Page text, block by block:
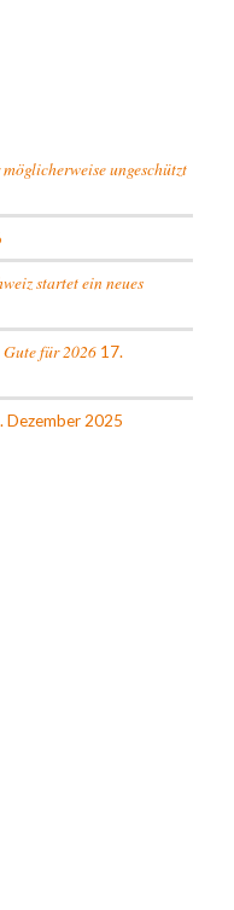
ungeschützt
startet ein neues
für 2026 17.
Dezember 2025